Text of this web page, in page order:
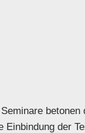
betonen
Einbindung der